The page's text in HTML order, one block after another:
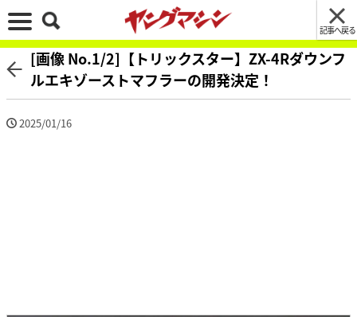
記事へ戻る
[画像 No.1/2]【トリックスター】ZX-4Rダウンフ
ルエキゾーストマフラーの開発決定！
2025/01/16